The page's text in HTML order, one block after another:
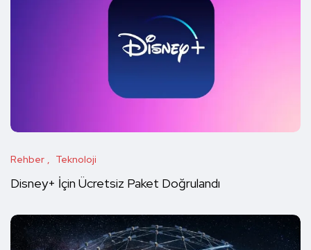
Rehber Teknoloji
Disney+ İçin Ücretsiz Paket Doğrulandı